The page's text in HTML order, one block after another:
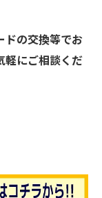
ドの交換等でお
軽にご相談くだ